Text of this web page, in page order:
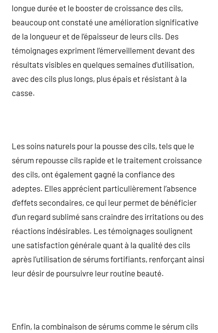
longue durée et le booster de croissance des cils,
beaucoup ont constaté une amélioration significative
de la longueur et de l’épaisseur de leurs cils. Des
témoignages expriment l’émerveillement devant des
résultats visibles en quelques semaines d’utilisation,
avec des cils plus longs, plus épais et résistant à la
casse.
Les soins naturels pour la pousse des cils, tels que le
sérum repousse cils rapide et le traitement croissance
des cils, ont également gagné la confiance des
adeptes. Elles apprécient particulièrement l’absence
d’effets secondaires, ce qui leur permet de bénéficier
d’un regard sublimé sans craindre des irritations ou des
réactions indésirables. Les témoignages soulignent
une satisfaction générale quant à la qualité des cils
après l’utilisation de sérums fortifiants, renforçant ainsi
leur désir de poursuivre leur routine beauté.
Enfin, la combinaison de sérums comme le sérum cils